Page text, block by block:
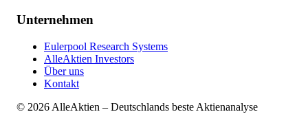
Unternehmen
Eulerpool Research Systems
AlleAktien Investors
Über uns
Kontakt
© 2026 AlleAktien – Deutschlands beste Aktienanalyse